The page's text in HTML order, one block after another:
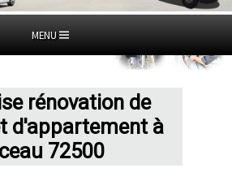
MENU
rénovation de
d'appartement à
72500